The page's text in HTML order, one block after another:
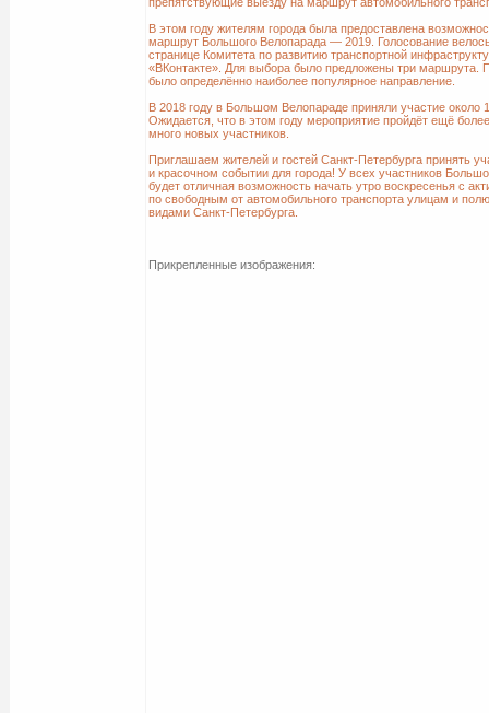
В этом году жителям города была предоставлена
маршрут Большого Велопарада — 2019. Голосование
странице Комитета по развитию транспортной
«ВКонтакте». Для выбора было предложены три маршрута.
было определённо наиболее популярное направление.
В 2018 году в Большом Велопараде приняли участие около
Ожидается, что в этом году мероприятие пройдёт ещё
много новых участников.
Приглашаем жителей и гостей Санкт-Петербурга принять
и красочном событии для города! У всех участников
будет отличная возможность начать утро воскресенья с
по свободным от автомобильного транспорта улицам и
видами Санкт-Петербурга.
Прикрепленные изображения: